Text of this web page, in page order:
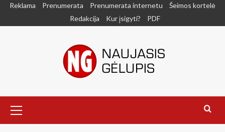
SkipReklama Prenumerata Prenumerata internetu
Šeimos kortelė
Redakcija
Kur įsigyti? PDF
Menu